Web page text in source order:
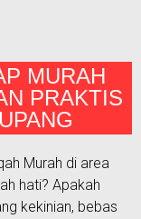
MURAH
PRAKTIS
Murah di area
hati? Apakah
kekinian, bebas